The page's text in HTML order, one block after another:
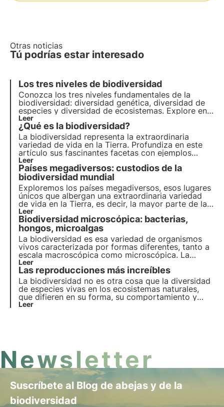
Otras noticias
Tú podrías estar interesado
Los tres niveles de biodiversidad
Conozca los tres niveles fundamentales de la
biodiversidad: diversidad genética, diversidad de
especies y diversidad de ecosistemas. Explore en
este artículo la importancia de cada nivel y cómo
la conservación de la biodiversidad es crucial para
nuestro planeta.
Leer
¿Qué es la biodiversidad?
La biodiversidad representa la extraordinaria
variedad de vida en la Tierra. Profundiza en este
artículo sus fascinantes facetas con ejemplos
concretos y descubre por qué es tan importante
para la naturaleza
Leer
Países megadiversos: custodios de la
biodiversidad mundial
Exploremos los países megadiversos, esos lugares
únicos que albergan una extraordinaria variedad
de vida en la Tierra, es decir, la mayor parte de la
biodiversidad del planeta, y su papel crucial en la
conservación de los ecosistemas.
Leer
Biodiversidad microscópica: bacterias,
hongos, microalgas
La biodiversidad es esa variedad de organismos
vivos caracterizada por formas diferentes, tanto a
escala macroscópica como microscópica. La
biodiversidad microscópica desempeña un papel
clave en la regulación de los ecosistemas y presta
numerosos servicios que el hombre ha explotado
desde la antigüedad.
Leer
Las reproducciones más increíbles
La biodiversidad no es otra cosa que la diversidad
de especies vivas en los ecosistemas naturales,
que difieren en su forma, su comportamiento y
también en su modo de reproducción. En la
Leer
Newsletter
Suscríbete al Blog de abejas y de la
biodiversidad